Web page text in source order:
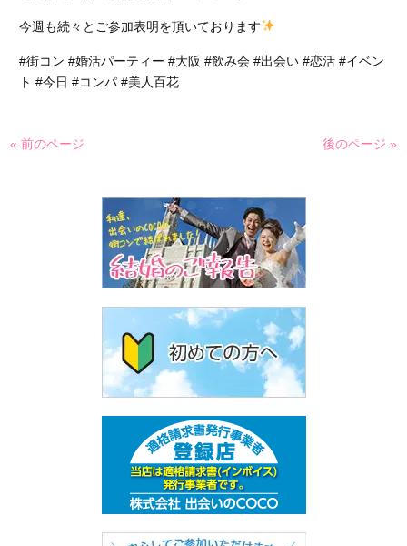
今週も続々とご参加表明を頂いております
#街コン #婚活パーティー #大阪 #飲み会 #出会い #恋活 #イベン
ト #今日 #コンパ #美人百花
« 前のページ 後のページ »